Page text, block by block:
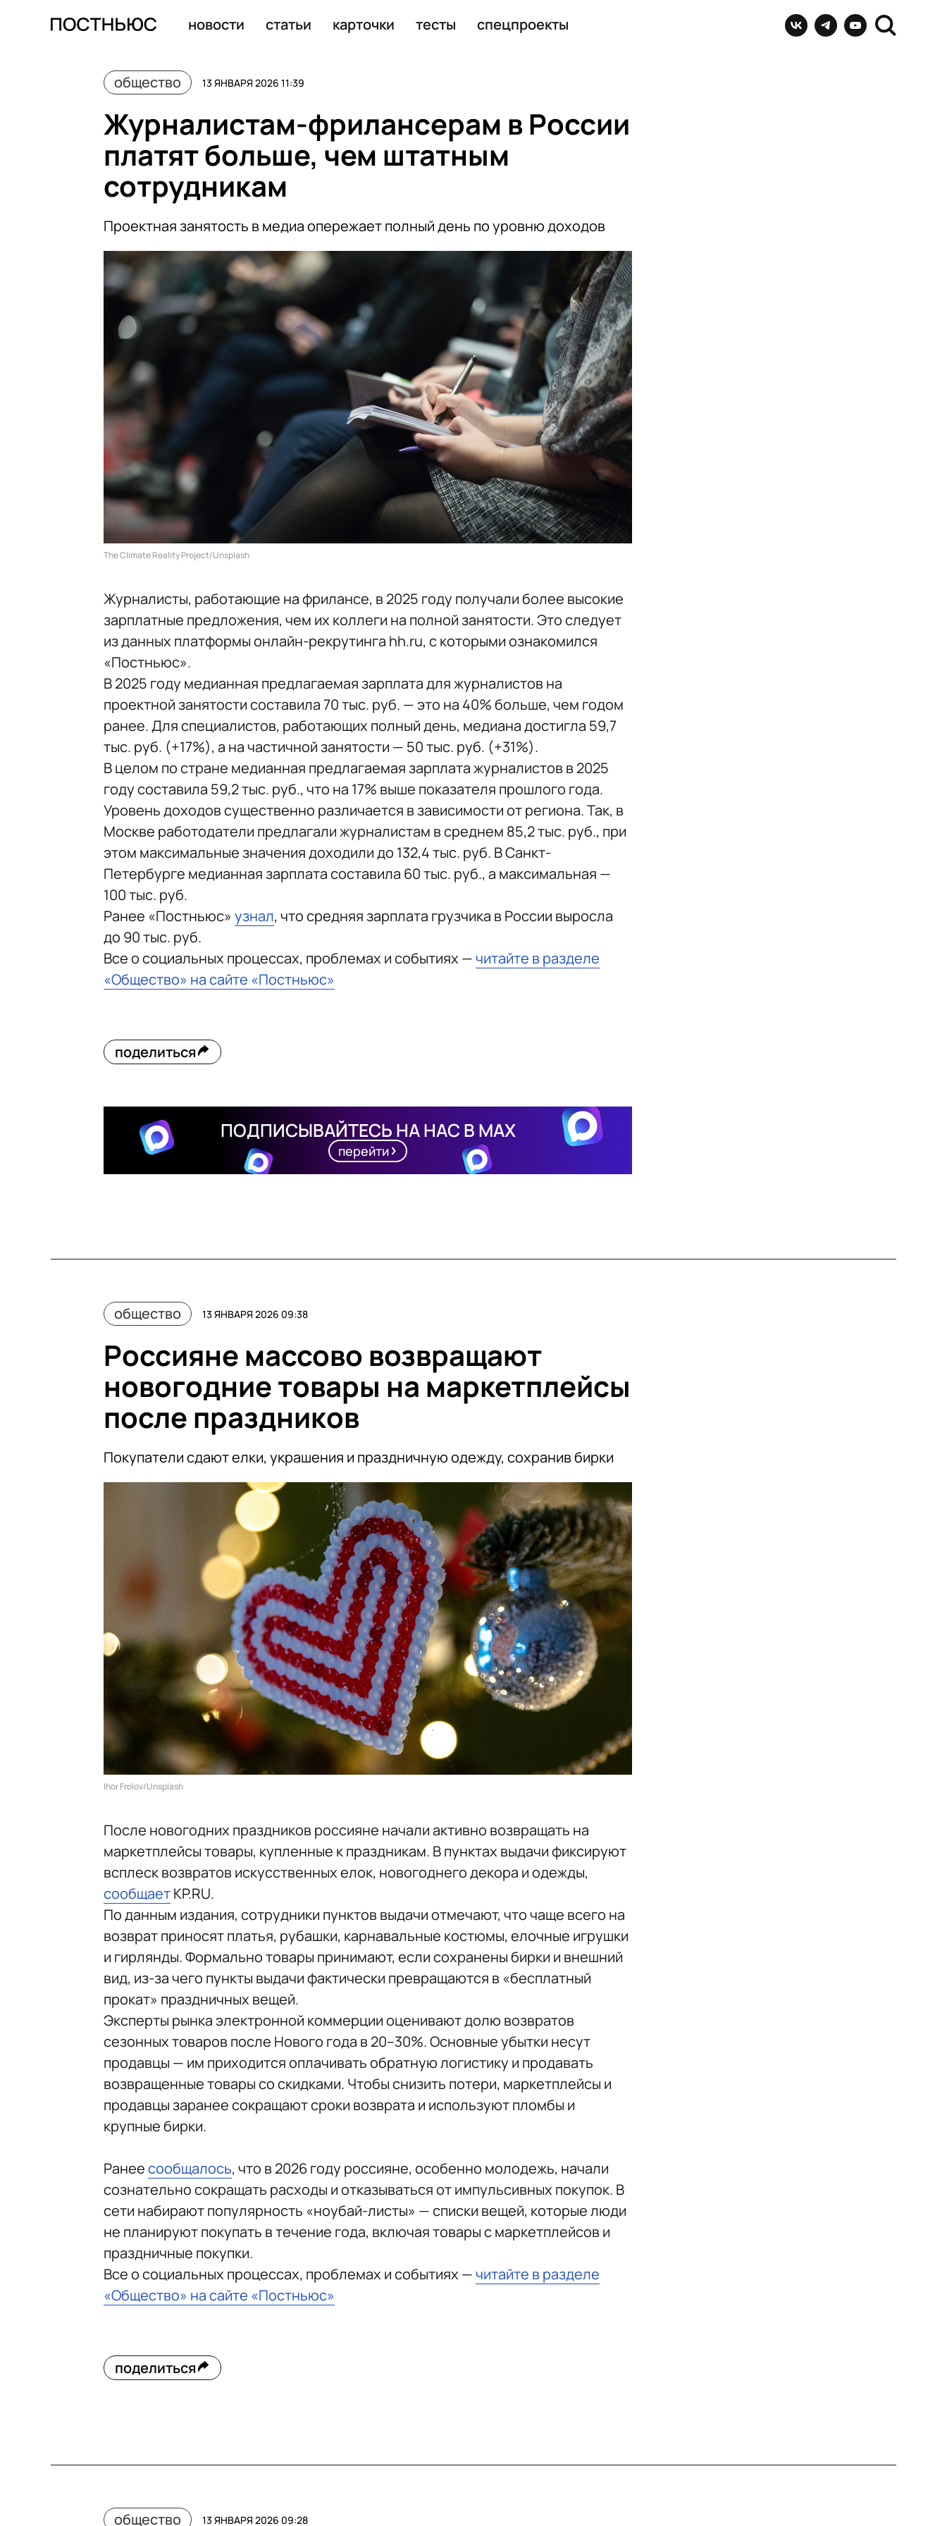
новости статьи карточки тесты спецпроекты
общество 13 ЯНВАРЯ 2026 11:39
Журналистам-фрилансерам в России
платят больше, чем штатным
сотрудникам
Проектная занятость в медиа опережает полный день по уровню доходов
The Climate Reality Project/Unsplash
Журналисты, работающие на фрилансе, в 2025 году получали более высокие
зарплатные предложения, чем их коллеги на полной занятости. Это следует
из данных платформы онлайн-рекрутинга hh.ru, с которыми ознакомился
«Постньюс».
В 2025 году медианная предлагаемая зарплата для журналистов на
проектной занятости составила 70 тыс. руб. — это на 40% больше, чем годом
ранее. Для специалистов, работающих полный день, медиана достигла 59,7
тыс. руб. (+17%), а на частичной занятости — 50 тыс. руб. (+31%).
В целом по стране медианная предлагаемая зарплата журналистов в 2025
году составила 59,2 тыс. руб., что на 17% выше показателя прошлого года.
Уровень доходов существенно различается в зависимости от региона. Так, в
Москве работодатели предлагали журналистам в среднем 85,2 тыс. руб., при
этом максимальные значения доходили до 132,4 тыс. руб. В Санкт-
Петербурге медианная зарплата составила 60 тыс. руб., а максимальная —
100 тыс. руб.
Ранее «Постньюс» узнал, что средняя зарплата грузчика в России выросла
до 90 тыс. руб.
Все о социальных процессах, проблемах и событиях —читайте в разделе
«Общество» на сайте «Постньюс»
поделиться
ПОДПИСЫВАЙТЕСЬ НА НАС В MAX
перейти
общество 13 ЯНВАРЯ 2026 09:38
Россияне массово возвращают
новогодние товары на маркетплейсы
после праздников
Покупатели сдают елки, украшения и праздничную одежду, сохранив бирки
Ihor Frolov/Unsplash
После новогодних праздников россияне начали активно возвращать на
маркетплейсы товары, купленные к праздникам. В пунктах выдачи фиксируют
всплеск возвратов искусственных елок, новогоднего декора и одежды,
сообщаетKP.RU.
По данным издания, сотрудники пунктов выдачи отмечают, что чаще всего на
возврат приносят платья, рубашки, карнавальные костюмы, елочные игрушки
и гирлянды. Формально товары принимают, если сохранены бирки и внешний
вид, из-за чего пункты выдачи фактически превращаются в «бесплатный
прокат» праздничных вещей.
Эксперты рынка электронной коммерции оценивают долю возвратов
сезонных товаров после Нового года в 20–30%. Основные убытки несут
продавцы — им приходится оплачивать обратную логистику и продавать
возвращенные товары со скидками. Чтобы снизить потери, маркетплейсы и
продавцы заранее сокращают сроки возврата и используют пломбы и
крупные бирки.
Ранеесообщалось, что в 2026 году россияне, особенно молодежь, начали
сознательно сокращать расходы и отказываться от импульсивных покупок. В
сети набирают популярность «ноубай-листы» — списки вещей, которые люди
не планируют покупать в течение года, включая товары с маркетплейсов и
праздничные покупки.
Все о социальных процессах, проблемах и событиях —читайте в разделе
«Общество» на сайте «Постньюс»
поделиться
общество 13 ЯНВАРЯ 2026 09:28